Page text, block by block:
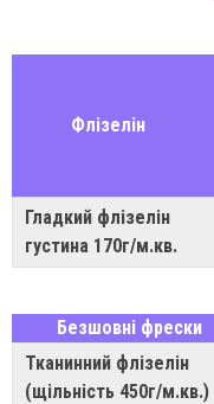
Флізелін
Гладкий флізелін
густина 170г/м.кв.
Безшовні фрески
Тканинний флізелін
(щільність 450г/м.кв.)